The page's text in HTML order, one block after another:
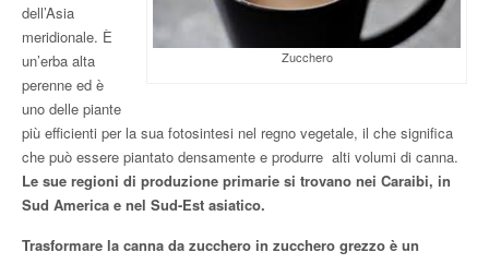
Zucchero
dell’Asia
meridionale. È
un’erba alta
perenne ed è
uno delle piante
più efficienti per la sua fotosintesi nel regno vegetale, il che significa
che può essere piantato densamente e produrre alti volumi di canna.
Le sue regioni di produzione primarie si trovano nei Caraibi, in
Sud America e nel Sud-Est asiatico.
Trasformare la canna da zucchero in zucchero grezzo è un